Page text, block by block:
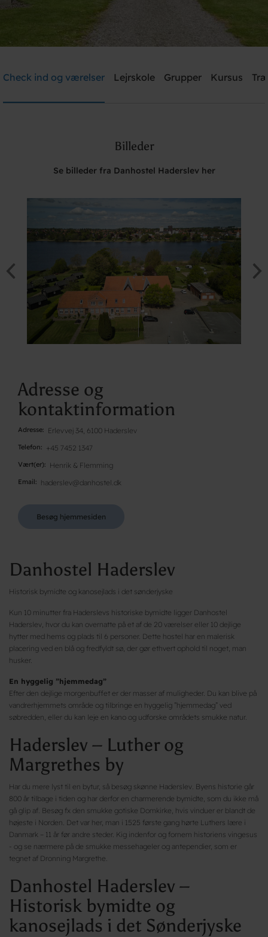
Brug for hjælp? Ring+45 7452 1347
Check ind og værelser Lejrskole Grupper Kursus
Billeder
Se billeder fra Danhostel Haderslev her
Adresse og
kontaktinformation
Adresse Erlevvej 34, 6100 Haderslev
Telefon +45 7452 1347
Vært(er) Henrik & Flemming
Email haderslev@danhostel.dk
Besøg hjemmesiden
Danhostel Haderslev
Historisk bymidte og kanosejlads i det sønderjyske
Kun 10 minutter fra Haderslevs historiske bymidte ligger Danhostel
Haderslev, hvor du kan overnatte på et af de 20 værelser eller 10 dejlige
hytter med hems og plads til 6 personer. Dette hostel har en malerisk
placering ved en blå og fredfyldt sø, der gør ethvert ophold til noget, man
husker.
En hyggelig ”hjemmedag”
Efter den dejlige morgenbuffet er der masser af muligheder. Du kan blive på
vandrerhjemmets område og tilbringe en hyggelig ”hjemmedag” ved
søbredden, eller du kan leje en kano og udforske områdets smukke natur.
Haderslev – Luther og
Margrethes by
Har du mere lyst til en bytur, så besøg skønne Haderslev. Byens historie går
800 år tilbage i tiden og har derfor en charmerende bymidte, som du ikke må
gå glip af. Besøg fx den smukke gotiske Domkirke, hvis vinduer er blandt de
højeste i Norden. Det var her, man i 1525 første gang hørte Luthers lære i
Danmark – 11 år før andre steder. Kig indenfor og fornem historiens vingesus
- og se nærmere på de smukke messehageler og antependier, som er
tegnet af Dronning Margrethe.
Danhostel Haderslev –
Historisk bymidte og
kanosejlads i det Sønderjyske